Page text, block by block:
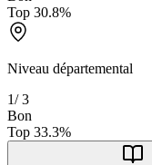
Top 30.8%
Niveau départemental
1/3
Bon
Top 33.3%